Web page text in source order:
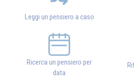
Leggi un pensiero a caso
Ricerca un pensiero per
data